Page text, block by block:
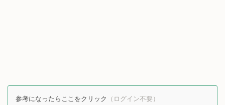
参考になったらここをクリック （ログイン不要）